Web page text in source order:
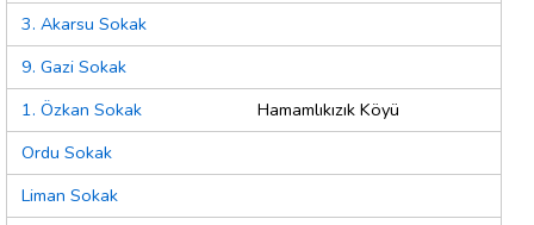
3. Akarsu Sokak
9. Gazi Sokak
1. Özkan Sokak
Hamamlıkızık Köyü
Ordu Sokak
Liman Sokak